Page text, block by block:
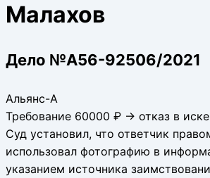
Малахов
Дело №А56-92506/2021
Альянс-А
Требование 60000 ₽ → отказ в иске
Суд установил, что ответчик
использовал фотографию в
указанием источника